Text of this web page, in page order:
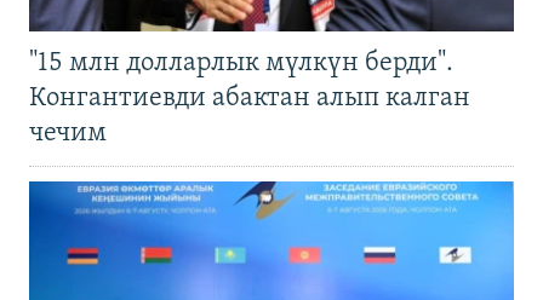
"15 млн долларлык мүлкүн берди".
Конгантиевди абактан алып калган
чечим